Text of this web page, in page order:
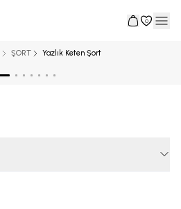
0
ŞORT Yazlık Keten Şort